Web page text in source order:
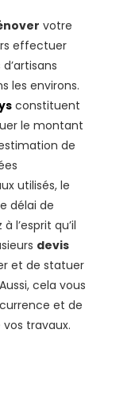
votre
effectuer
les environs.
constituent
le montant
de
utilisés, le
délai de
l’esprit qu’il
devis
et de statuer
cela vous
et de
travaux.